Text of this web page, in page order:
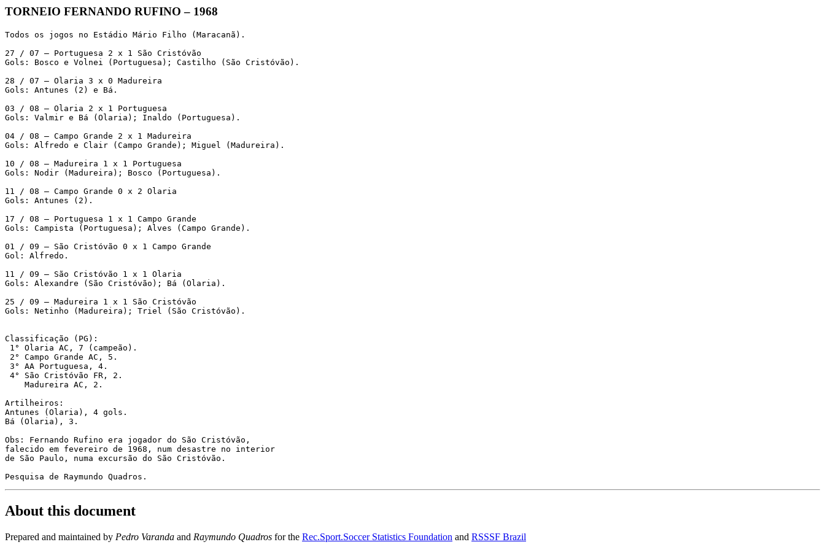
TORNEIO FERNANDO RUFINO – 1968
Todos os jogos no Estádio Mário Filho (Maracanã).
27 / 07 – Portuguesa 2 x 1 São Cristóvão
Gols: Bosco e Volnei (Portuguesa); Castilho (São Cristóvão).
28 / 07 – Olaria 3 x 0 Madureira
Gols: Antunes (2) e Bá.
03 / 08 – Olaria 2 x 1 Portuguesa
Gols: Valmir e Bá (Olaria); Inaldo (Portuguesa).
04 / 08 – Campo Grande 2 x 1 Madureira
Gols: Alfredo e Clair (Campo Grande); Miguel (Madureira).
10 / 08 – Madureira 1 x 1 Portuguesa
Gols: Nodir (Madureira); Bosco (Portuguesa).
11 / 08 – Campo Grande 0 x 2 Olaria
Gols: Antunes (2).
17 / 08 – Portuguesa 1 x 1 Campo Grande
Gols: Campista (Portuguesa); Alves (Campo Grande).
01 / 09 – São Cristóvão 0 x 1 Campo Grande
Gol: Alfredo.
11 / 09 – São Cristóvão 1 x 1 Olaria
Gols: Alexandre (São Cristóvão); Bá (Olaria).
25 / 09 – Madureira 1 x 1 São Cristóvão
Gols: Netinho (Madureira); Triel (São Cristóvão).
Classificação (PG):
1° Olaria AC, 7 (campeão).
2° Campo Grande AC, 5.
3° AA Portuguesa, 4.
4° São Cristóvão FR, 2.
    Madureira AC, 2.
Artilheiros:
Antunes (Olaria), 4 gols.
Bá (Olaria), 3.
Obs: Fernando Rufino era jogador do São Cristóvão,
falecido em fevereiro de 1968, num desastre no interior
de São Paulo, numa excursão do São Cristóvão.
Pesquisa de Raymundo Quadros.
About this document
Prepared and maintained by Pedro Varanda and Raymundo Quadros for the Rec.Sport.Soccer Statistics Foundation and RSSSF Brazil